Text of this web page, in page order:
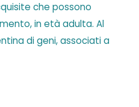
che possono
in età adulta. Al
di geni, associati a